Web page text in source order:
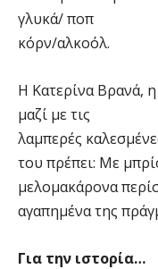
γλυκά/ ποπ
κόρν/αλκοόλ.
Η Κατερίνα Βρανά,
μαζί με τις
λαμπερές
του πρέπει: Με
μελομακάρονα
αγαπημένα της
Για την ιστορία…